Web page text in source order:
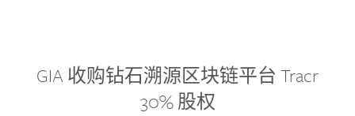
GIA 收购钻石溯源区块链平台 Tracr
30% 股权